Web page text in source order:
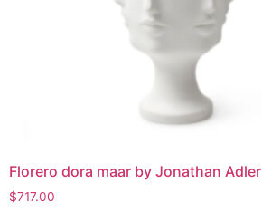
Florero dora maar by Jonathan Adler
$717.00